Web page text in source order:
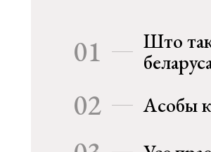
01
Што
02 Асобы